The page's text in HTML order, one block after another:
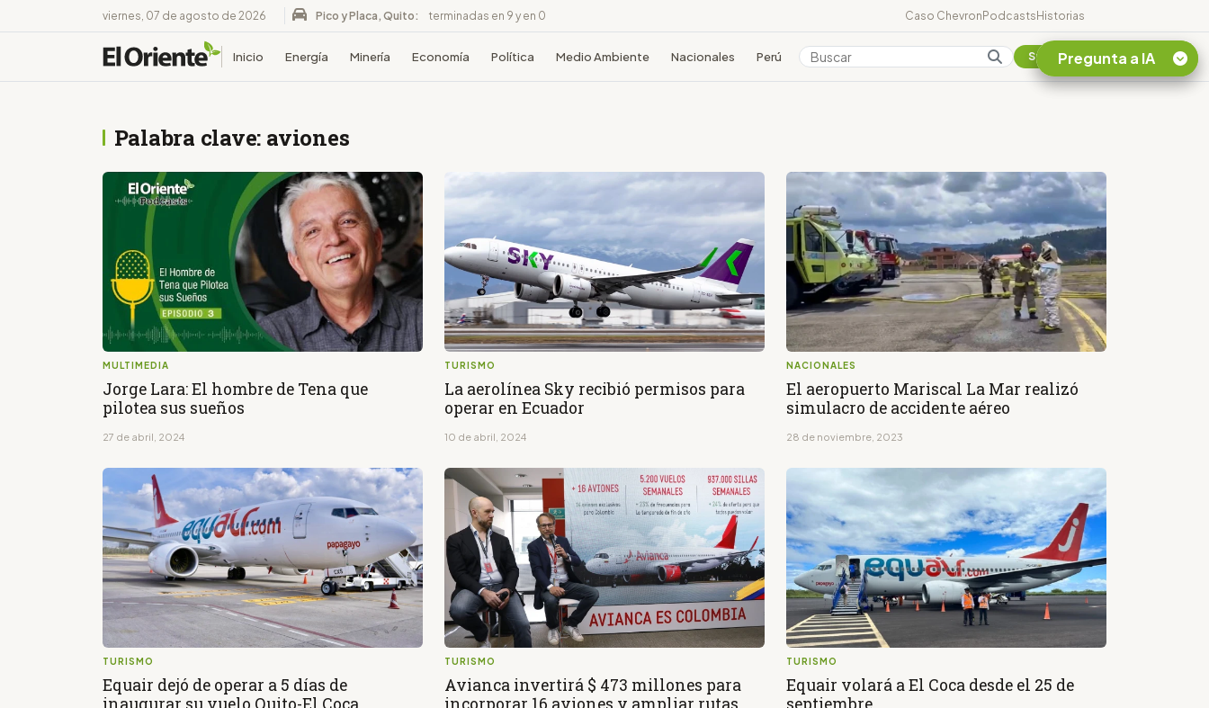
viernes, 07 de agosto de 2026 Pico y Placa, Quito: terminadas en 9 y en 0 Caso ChevronPodcastsHistorias
Inicio Energía Minería Economía Política Medio Ambiente Nacionales Perú Colombia Suscribirse
Palabra clave: aviones
MULTIMEDIA
Jorge Lara: El hombre de Tena que
pilotea sus sueños
27 de abril, 2024
TURISMO
La aerolínea Sky recibió permisos para
operar en Ecuador
10 de abril, 2024
NACIONALES
El aeropuerto Mariscal La Mar realizó
simulacro de accidente aéreo
28 de noviembre, 2023
TURISMO
Equair dejó de operar a 5 días de
inaugurar su vuelo Quito-El Coca
TURISMO
Avianca invertirá $ 473 millones para
incorporar 16 aviones y ampliar rutas
TURISMO
Equair volará a El Coca desde el 25 de
septiembre
Pregunta a IA
Listar destinos
turísticos de la
Amazonia Ecuatoriana
¿En que consiste la
tasa minera que rige en
Ecuador?